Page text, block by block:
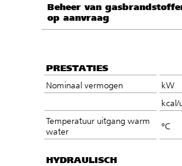
Beheer van
op aanvraag
PRESTATIES
Nominaal vermogen kW
kcal/
Temperatuur uitgang warm
water
°C
HYDRAULISCH